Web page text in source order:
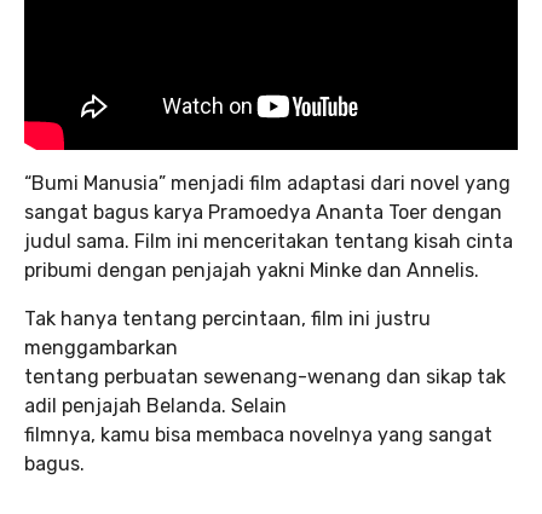
“Bumi Manusia” menjadi film adaptasi dari novel yang
sangat bagus karya Pramoedya Ananta Toer dengan
judul sama. Film ini menceritakan tentang kisah cinta
pribumi dengan penjajah yakni Minke dan Annelis.
Tak hanya tentang percintaan, film ini justru
menggambarkan
tentang perbuatan sewenang-wenang dan sikap tak
adil penjajah Belanda. Selain
filmnya, kamu bisa membaca novelnya yang sangat
bagus.